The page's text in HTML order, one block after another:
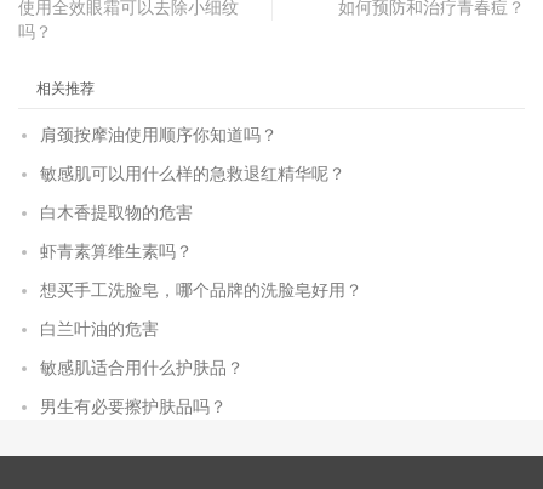
使用全效眼霜可以去除小细纹
吗？
如何预防和治疗青春痘？
相关推荐
肩颈按摩油使用顺序你知道吗？
敏感肌可以用什么样的急救退红精华呢？
白木香提取物的危害
虾青素算维生素吗？
想买手工洗脸皂，哪个品牌的洗脸皂好用？
白兰叶油的危害
敏感肌适合用什么护肤品？
男生有必要擦护肤品吗？